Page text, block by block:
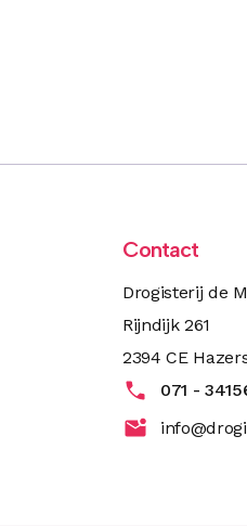
Contact
Drogisterij de
Rijndijk 261
2394 CE
071 -